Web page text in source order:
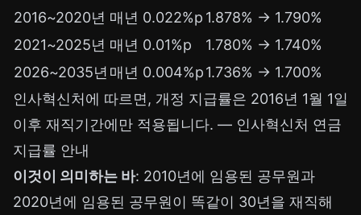
2016~2020년 매년 0.022%p 1.878% -> 1.790%
2021~2025년 매년 0.01%p
1.780% -> 1.740%
2026~2035년 매년 0.004%p1.736% -> 1.700%
인사혁신처에 따르면, 개정 지급률은 2016년 1월 1일
이후 재직기간에만 적용됩니다. — 인사혁신처 연금
지급률 안내
이것이 의미하는 바: 2010년에 임용된 공무원과
2020년에 임용된 공무원이 똑같이 30년을 재직해